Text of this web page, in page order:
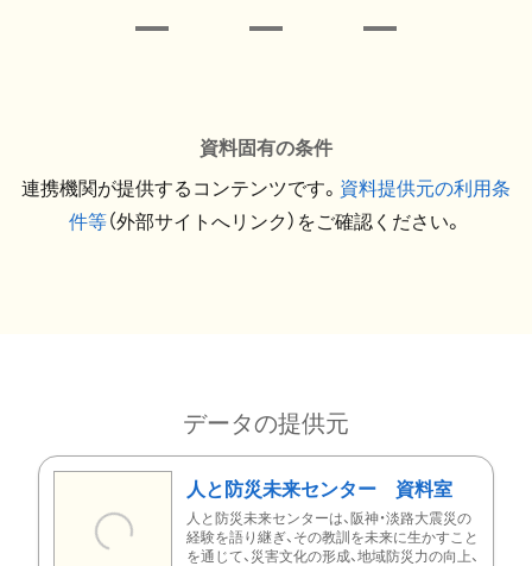
資料固有の条件
連携機関が提供するコンテンツです。 資料提供元の利用条
件等（外部サイトへリンク）をご確認ください。
データの提供元
人と防災未来センター 資料室
人と防災未来センターは、阪神・淡路大震災の
経験を語り継ぎ、その教訓を未来に生かすこと
を通じて、災害文化の形成、地域防災力の向上、